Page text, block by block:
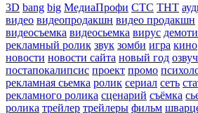
3D bang big МедиаПрофи СТС ТНТ
видео видеопродакшн видео продакшн
видеосъемка видеосьемка вирус
рекламный ролик звук зомби игра кино
новости новости сайта новый год
постапокалипсис проект промо
рекламная сьемка ролик сериал сеть
рекламного ролика сценарий съёмка
ролика трейлер трейлеры фильм